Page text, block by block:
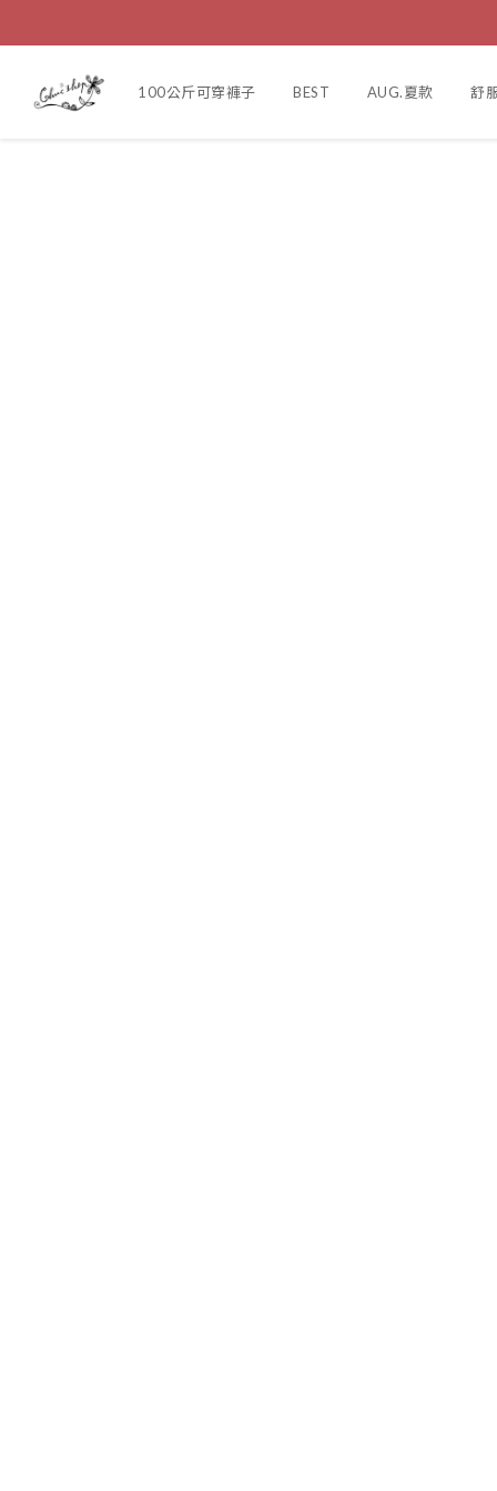
100公斤可穿褲子 BEST AUG.夏款 舒